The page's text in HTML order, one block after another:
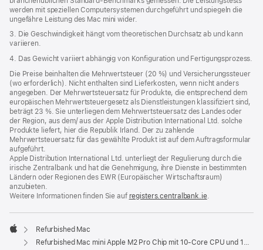
werden mit speziellen Computersystemen durchgeführt und spiegeln die
ungefähre Leistung des Mac mini wider.
3. Die Geschwindigkeit hängt vom theoretischen Durchsatz ab und kann
variieren.
4. Das Gewicht variiert abhängig von Konfiguration und Fertigungsprozess.
Die Preise beinhalten die Mehrwertsteuer (20 %) und Versicherungssteuer
(wo erforderlich). Nicht enthalten sind Lieferkosten, wenn nicht anders
angegeben. Der Mehrwertsteuersatz für Produkte, die entsprechend dem
europäischen Mehrwertsteuergesetz als Dienstleistungen klassifiziert sind,
beträgt 23 %. Sie unterliegen dem Mehrwertsteuersatz des Landes oder
der Region, aus dem/ aus der Apple Distribution International Ltd. solche
Produkte liefert, hier die Republik Irland. Der zu zahlende
Mehrwertsteuersatz für das gewählte Produkt ist auf dem Auftragsformular
aufgeführt.
Apple Distribution International Ltd. unterliegt der Regulierung durch die
irische Zentralbank und hat die Genehmigung, ihre Dienste in bestimmten
Ländern oder Regionen des EWR (Europäischer Wirtschaftsraum)
anzubieten.
Weitere Informationen finden Sie auf registers.centralbank.ie(Öffnet
neues
.
Apple
Refurbished Mac
Refurbished Mac mini Apple M2 Pro Chip mit 10‑Core CPU und 16‑Core GPU